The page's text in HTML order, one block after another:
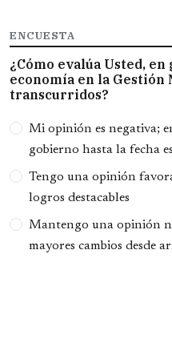
ENCUESTA
¿Cómo evalúa Usted,
economía en la
transcurridos?
Opciones
Mi opinión es negativa;
gobierno hasta la fecha
Tengo una opinión
logros destacables
Mantengo una opinión
mayores cambios desde